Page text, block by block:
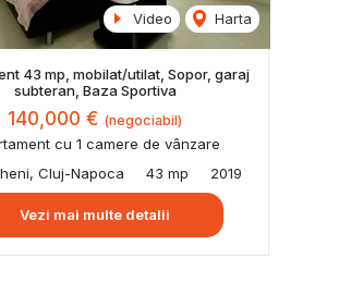
Video Harta
43 mp, mobilat/utilat, Sopor, garaj
subteran, Baza Sportiva
140,000 € (negociabil)
cu 1 camere de vânzare
Cluj-Napoca
43 mp 2019
Vezi mai multe detalii